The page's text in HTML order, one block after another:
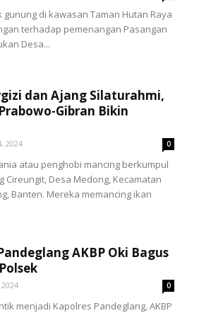
di kawasan Taman Hutan Raya
terhadap pemenangan Pasangan
Desa...
dan Ajang Silaturahmi,
Gibran Bikin
2024 0
atau penghobi mancing berkumpul
Cireungit, Desa Medong, Kecamatan
Banten. Mereka memancing ikan
AKBP Oki Bagus
0
menjadi Kapolres Pandeglang, AKBP